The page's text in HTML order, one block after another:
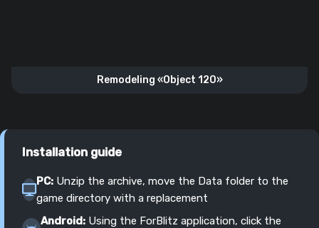
Remodeling «Object 120»
Installation guide
PC: Unzip the archive, move the Data folder to the
game directory with a replacement
Android: Using the ForBlitz application, click the